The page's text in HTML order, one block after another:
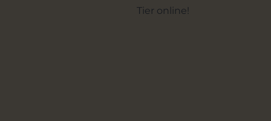
Tier online!